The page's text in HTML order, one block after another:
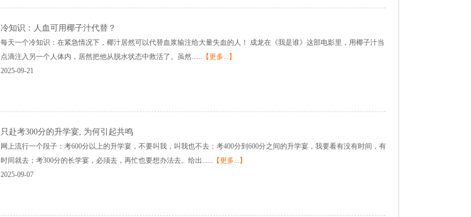
冷知识：人血可用椰子汁代替？
每天一个冷知识：在紧急情况下，椰汁居然可以代替血浆输注给大量失血的人！ 成龙在《我是谁》这部电影里，用椰子汁当
点滴注入另一个人体内，居然把他从脱水状态中救活了。虽然...... 【更多...】
2025-09-21
只赴考300分的升学宴, 为何引起共鸣
网上流行一个段子：考600分以上的升学宴，不要叫我，叫我也不去；考400分到600分之间的升学宴，我要看有没有时间，有
时间就去；考300分的长学宴，必须去，再忙也要想办法去。给出...... 【更多...】
2025-09-07